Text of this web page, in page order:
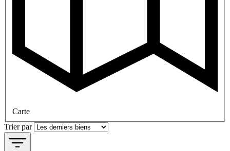
Carte
Trier par